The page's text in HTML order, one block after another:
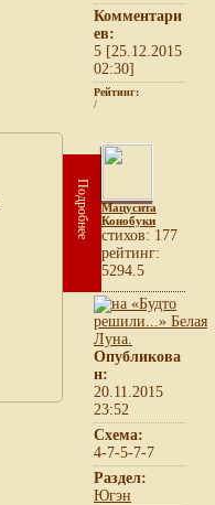
Комментари
ев:
5 [25.12.2015
02:30]
Рейтинг:
/
Подробнее
Мацусита
Конобуки
cтихов: 177
рейтинг:
5294.5
Опубликова
н:
20.11.2015
23:52
Схема:
4-7-5-7-7
Раздел:
Югэн